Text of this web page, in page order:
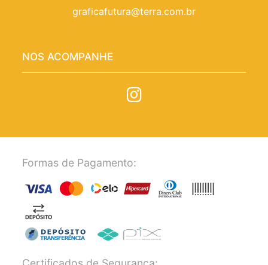
graficafutura@terra.com.br
NOS ACOMPANHE
Formas de Pagamento: